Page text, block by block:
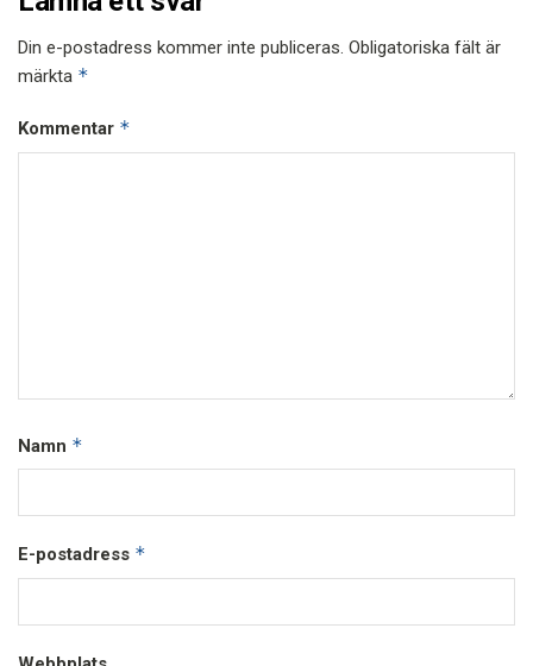
Din e-postadress kommer inte publiceras. Obligatoriska fält är
märkta *
Kommentar *
Namn *
E-postadress *